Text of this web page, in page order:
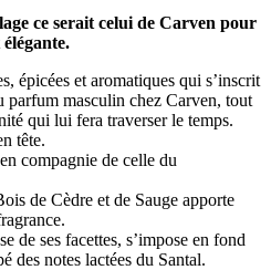
ce serait celui de Carven pour
élégante.
épicées et aromatiques qui s’inscrit
parfum masculin chez Carven, tout
qui lui fera traverser le temps.
tête.
compagnie de celle du
de Cèdre et de Sauge apporte
de ses facettes, s’impose en fond
des notes lactées du Santal.